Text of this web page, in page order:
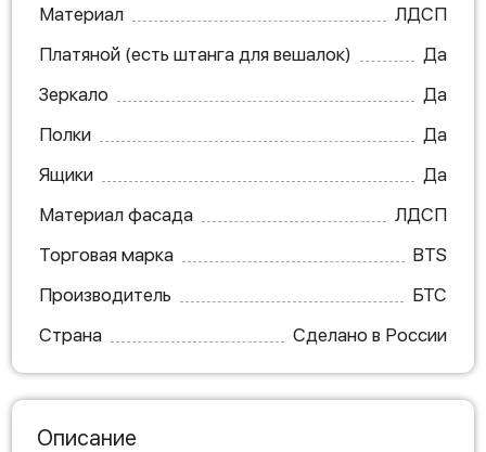
Материал
ЛДСП
Платяной (есть штанга для вешалок)
Да
Зеркало
Да
Полки
Да
Ящики
Да
Материал фасада
ЛДСП
Торговая марка
BTS
Производитель
БТС
Страна
Сделано в России
Описание